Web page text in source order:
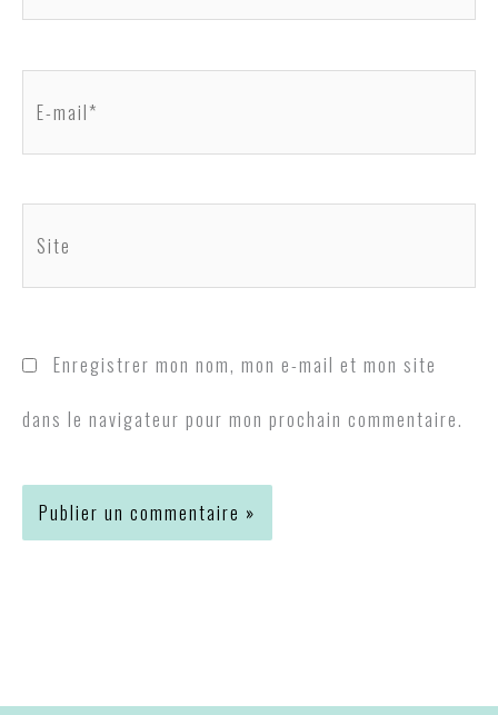
mail*
Enregistrer mon nom, mon e-mail et mon site
dans le navigateur pour mon prochain commentaire.